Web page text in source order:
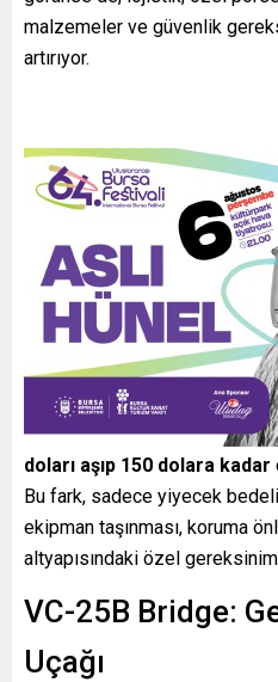
malzemeler ve güvenlik
artırıyor.
Menü Maliyeti ve
Hesaplamalar
Baseline fiyatların ötesinde
ve güvenlik protokolleri
doları aşıp 150 dolara kadar
Bu fark, sadece yiyecek
ekipman taşınması, koruma
altyapısındaki özel
VC-25B Bridge:
Uçağı